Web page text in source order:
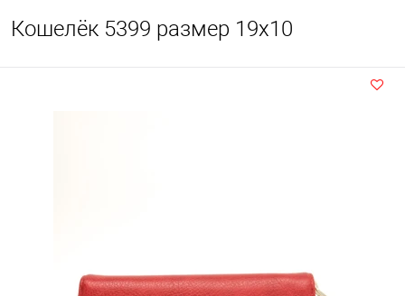
Кошелёк 5399 размер 19х10